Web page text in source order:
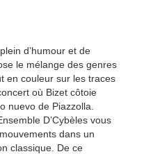
d’humour et de
le mélange des genres
en couleur sur les traces
où Bizet côtoie
nuevo de Piazzolla.
D’Cybèles vous
dans un
classique. De ce